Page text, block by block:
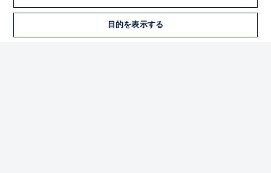
プライバシー・ポリシー 優先設定を管理する
目的を表示する